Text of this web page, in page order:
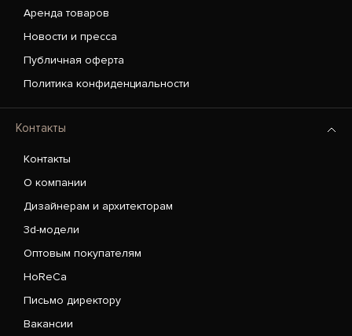
Аренда товаров
Новости и пресса
Публичная оферта
Политика конфиденциальности
Контакты
Контакты
О компании
Дизайнерам и архитекторам
3d-модели
Оптовым покупателям
HoReCa
Письмо директору
Вакансии